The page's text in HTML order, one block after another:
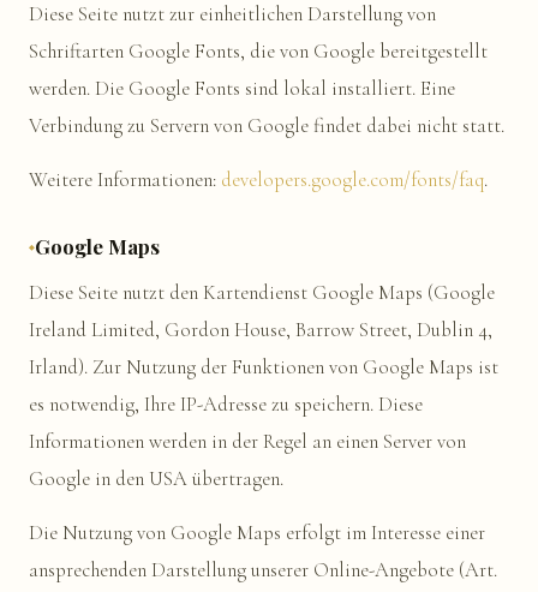
Diese Seite nutzt zur einheitlichen Darstellung von
Schriftarten Google Fonts, die von Google bereitgestellt
werden. Die Google Fonts sind lokal installiert. Eine
Verbindung zu Servern von Google findet dabei nicht statt.
Weitere Informationen: developers.google.com/fonts/faq.
Google Maps
Diese Seite nutzt den Kartendienst Google Maps (Google
Ireland Limited, Gordon House, Barrow Street, Dublin 4,
Irland). Zur Nutzung der Funktionen von Google Maps ist
es notwendig, Ihre IP-Adresse zu speichern. Diese
Informationen werden in der Regel an einen Server von
Google in den USA übertragen.
Die Nutzung von Google Maps erfolgt im Interesse einer
ansprechenden Darstellung unserer Online-Angebote (Art.